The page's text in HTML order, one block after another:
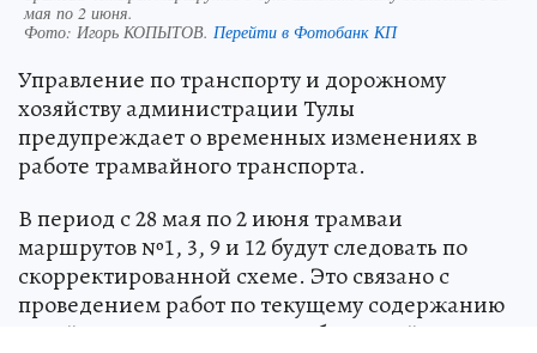
мая по 2 июня.
Фото: Игорь КОПЫТОВ. Перейти в Фотобанк КП
Управление по транспорту и дорожному
хозяйству администрации Тулы
предупреждает о временных изменениях в
работе трамвайного транспорта.
В период с 28 мая по 2 июня трамваи
маршрутов №1, 3, 9 и 12 будут следовать по
скорректированной схеме. Это связано с
проведением работ по текущему содержанию
путей на участке от улицы Оборонной до